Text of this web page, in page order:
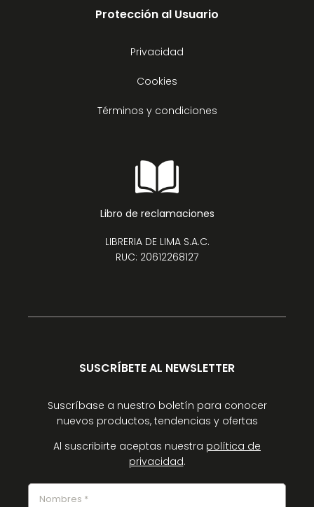
Protección al Usuario
Privacidad
Cookies
Términos y condiciones
Libro de reclamaciones
LIBRERIA DE LIMA S.A.C.
RUC: 20612268127
SUSCRÍBETE AL NEWSLETTER
Suscríbase a nuestro boletín para conocer
nuevos productos, tendencias y ofertas
Al suscribirte aceptas nuestra política de
privacidad.